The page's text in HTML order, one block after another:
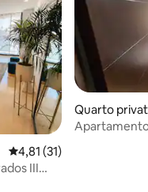
4,81 de uma avaliação
4,81 (31)
III
Quarto